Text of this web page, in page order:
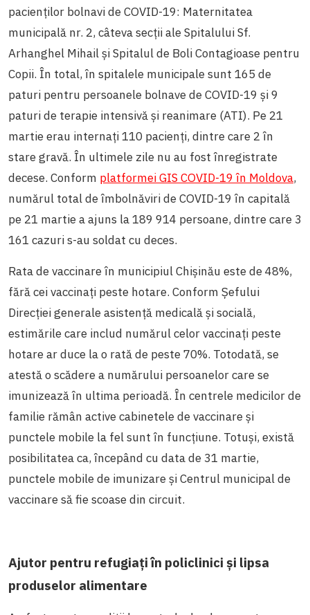
pacienților bolnavi de COVID-19: Maternitatea
municipală nr. 2, câteva secții ale Spitalului Sf.
Arhanghel Mihail și Spitalul de Boli Contagioase pentru
Copii. În total, în spitalele municipale sunt 165 de
paturi pentru persoanele bolnave de COVID-19 și 9
paturi de terapie intensivă și reanimare (ATI). Pe 21
martie erau internați 110 pacienți, dintre care 2 în
stare gravă. În ultimele zile nu au fost înregistrate
decese. Conform platformei GIS COVID-19 în Moldova,
numărul total de îmbolnăviri de COVID-19 în capitală
pe 21 martie a ajuns la 189 914 persoane, dintre care 3
161 cazuri s-au soldat cu deces.
Rata de vaccinare în municipiul Chișinău este de 48%,
fără cei vaccinați peste hotare. Conform Șefului
Direcției generale asistență medicală și socială,
estimările care includ numărul celor vaccinați peste
hotare ar duce la o rată de peste 70%. Totodată, se
atestă o scădere a numărului persoanelor care se
imunizează în ultima perioadă. În centrele medicilor de
familie rămân active cabinetele de vaccinare și
punctele mobile la fel sunt în funcțiune. Totuși, există
posibilitatea ca, începând cu data de 31 martie,
punctele mobile de imunizare și Centrul municipal de
vaccinare să fie scoase din circuit.
Ajutor pentru refugiați în policlinici și lipsa
produselor alimentare